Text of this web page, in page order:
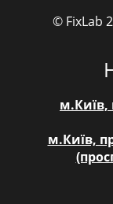
© FixLab
м.Київ,
м.Київ,